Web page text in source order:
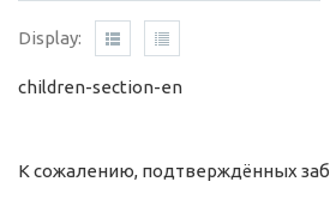
Display:
children-section-en
К сожалению, подтверждённых